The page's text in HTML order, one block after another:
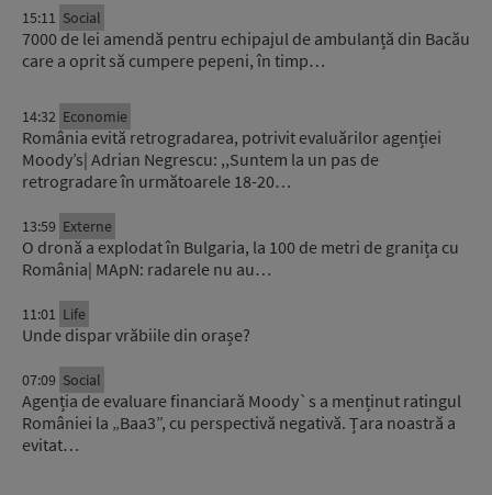
15:11 Social
7000 de lei amendă pentru echipajul de ambulanță din Bacău
care a oprit să cumpere pepeni, în timp…
14:32 Economie
România evită retrogradarea, potrivit evaluărilor agenției
Moody’s| Adrian Negrescu: ,,Suntem la un pas de
retrogradare în următoarele 18-20…
13:59 Externe
O dronă a explodat în Bulgaria, la 100 de metri de granița cu
România| MApN: radarele nu au…
11:01 Life
Unde dispar vrăbiile din orașe?
07:09 Social
Agenția de evaluare financiară Moody`s a menținut ratingul
României la „Baa3”, cu perspectivă negativă. Țara noastră a
evitat…